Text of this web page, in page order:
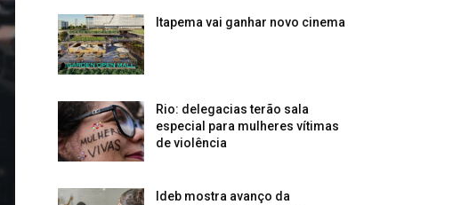
Itapema vai ganhar novo cinema
Rio: delegacias terão sala
especial para mulheres vítimas
de violência
Ideb mostra avanço da